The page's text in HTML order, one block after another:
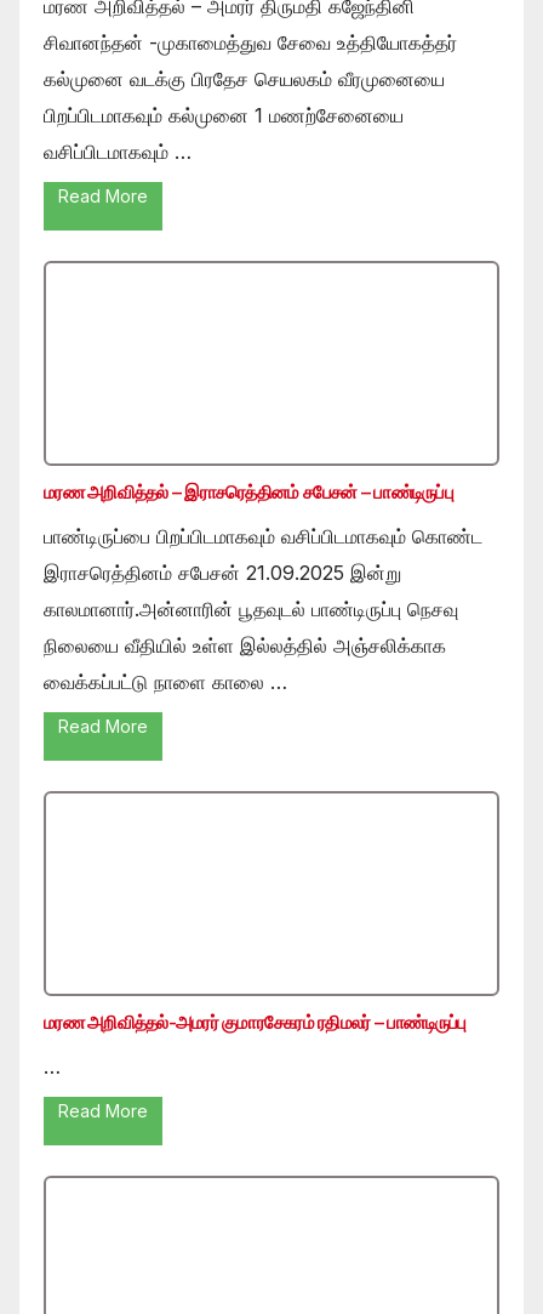
மரண அறிவித்தல் – அமரர் திருமதி கஜேந்தினி
சிவானந்தன் -முகாமைத்துவ சேவை உத்தியோகத்தர்
கல்முனை வடக்கு பிரதேச செயலகம் வீரமுனையை
பிறப்பிடமாகவும் கல்முனை 1 மணற்சேனையை
வசிப்பிடமாகவும் …
Read More
மரண அறிவித்தல் – இராசரெத்தினம் சபேசன் – பாண்டிருப்பு
பாண்டிருப்பை பிறப்பிடமாகவும் வசிப்பிடமாகவும் கொண்ட
இராசரெத்தினம் சபேசன் 21.09.2025 இன்று
காலமானார்.அன்னாரின் பூதவுடல் பாண்டிருப்பு நெசவு
நிலையை வீதியில் உள்ள இல்லத்தில் அஞ்சலிக்காக
வைக்கப்பட்டு நாளை காலை …
Read More
மரண அறிவித்தல்-அமரர் குமாரசேகரம் ரதிமலர் – பாண்டிருப்பு
…
Read More